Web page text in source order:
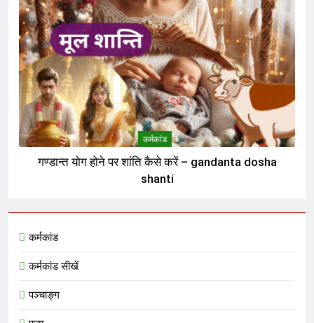
कर्मकांड
गण्डान्त योग होने पर शांति कैसे करें – gandanta dosha
shanti
कर्मकांड
कर्मकांड सीखें
पञ्चाङ्ग